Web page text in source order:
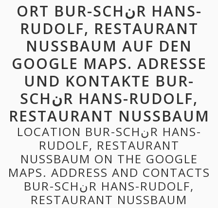
ORT BUR-SCHنR HANS-
RUDOLF, RESTAURANT
NUSSBAUM AUF DEN
GOOGLE MAPS. ADRESSE
UND KONTAKTE BUR-
SCHنR HANS-RUDOLF,
RESTAURANT NUSSBAUM
LOCATION BUR-SCHنR HANS-
RUDOLF, RESTAURANT
NUSSBAUM ON THE GOOGLE
MAPS. ADDRESS AND CONTACTS
BUR-SCHنR HANS-RUDOLF,
RESTAURANT NUSSBAUM